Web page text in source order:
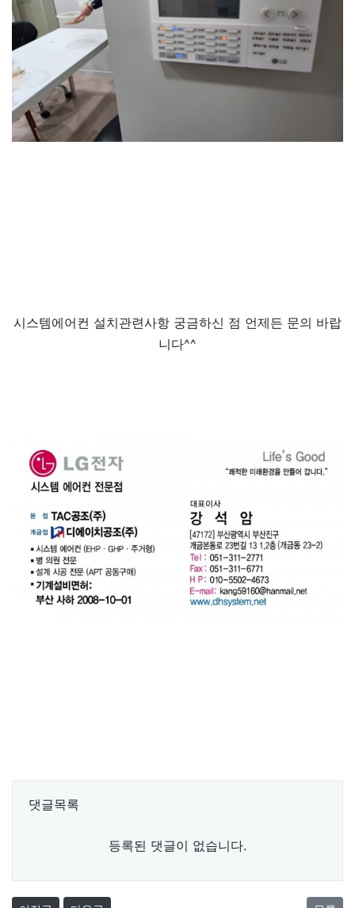
시스템에어컨 설치관련사항 궁금하신 점 언제든 문의 바랍
니다^^
댓글목록
등록된 댓글이 없습니다.